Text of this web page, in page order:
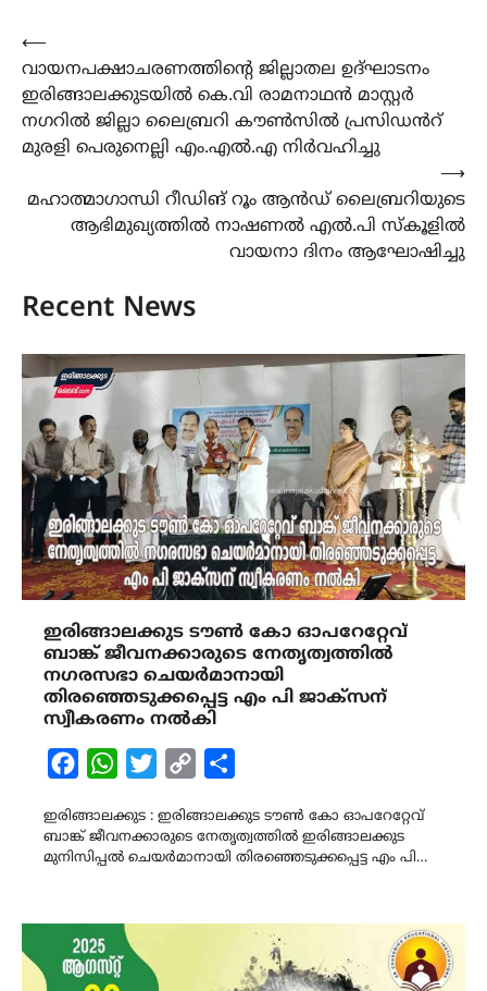
Post
navigation
⟵
വായനപക്ഷാചരണത്തിന്‍റെ ജില്ലാതല ഉദ്ഘാടനം
ഇരിങ്ങാലക്കുടയിൽ കെ.വി രാമനാഥൻ മാസ്റ്റർ
നഗറിൽ ജില്ലാ ലൈബ്രറി കൗൺസിൽ പ്രസിഡൻറ്
മുരളി പെരുനെല്ലി എം.എൽ.എ നിർവഹിച്ചു
മഹാത്മാഗാന്ധി റീഡിങ് റൂം ആൻഡ് ലൈബ്രറിയുടെ
ആഭിമുഖ്യത്തിൽ നാഷണൽ എൽ.പി സ്കൂളിൽ
വായനാ ദിനം ആഘോഷിച്ചു
⟶
Recent News
ഇരിങ്ങാലക്കുട ടൗൺ കോ ഓപറേറ്റേവ്
ബാങ്ക് ജീവനക്കാരുടെ നേതൃത്വത്തിൽ
നഗരസഭാ ചെയർമാനായി
തിരഞ്ഞെടുക്കപ്പെട്ട എം പി ജാക്‌സന്
സ്വീകരണം നൽകി
FacebookWhatsAppTwitterCopy
ഇരിങ്ങാലക്കുട : ഇരിങ്ങാലക്കുട ടൗൺ കോ ഓപറേറ്റേവ്
ബാങ്ക് ജീവനക്കാരുടെ നേതൃത്വത്തിൽ ഇരിങ്ങാലക്കുട
മുനിസിപ്പൽ ചെയർമാനായി തിരഞ്ഞെടുക്കപ്പെട്ട എം പി…